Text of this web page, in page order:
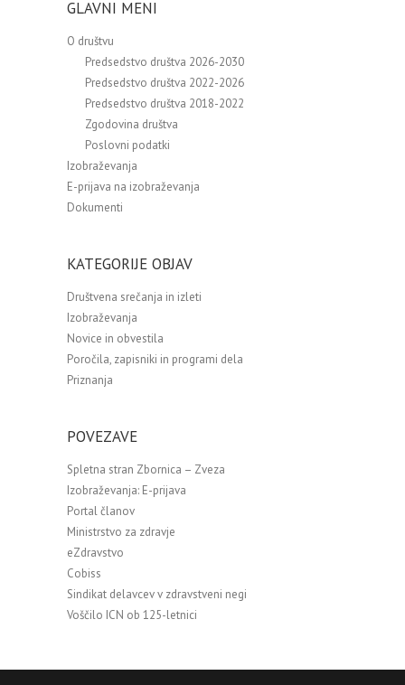
GLAVNI MENI
O društvu
Predsedstvo društva 2026-2030
Predsedstvo društva 2022-2026
Predsedstvo društva 2018-2022
Zgodovina društva
Poslovni podatki
Izobraževanja
E-prijava na izobraževanja
Dokumenti
KATEGORIJE OBJAV
Društvena srečanja in izleti
Izobraževanja
Novice in obvestila
Poročila, zapisniki in programi dela
Priznanja
POVEZAVE
Spletna stran Zbornica – Zveza
Izobraževanja: E-prijava
Portal članov
Ministrstvo za zdravje
eZdravstvo
Cobiss
Sindikat delavcev v zdravstveni negi
Voščilo ICN ob 125-letnici